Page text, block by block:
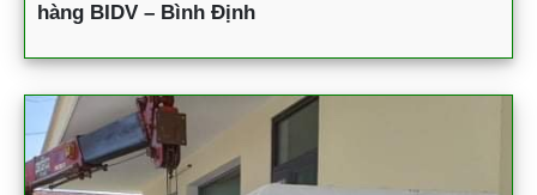
hàng BIDV – Bình Định